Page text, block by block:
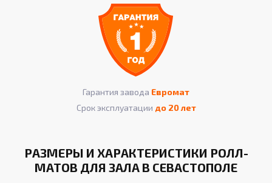
Гарантия завода Евромат
Срок эксплуатации до 20 лет
РАЗМЕРЫ И ХАРАКТЕРИСТИКИ РОЛЛ-
МАТОВ ДЛЯ ЗАЛА В СЕВАСТОПОЛЕ